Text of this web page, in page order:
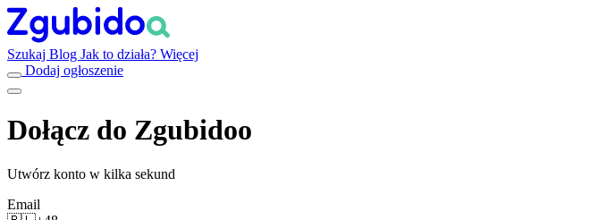
Szukaj Blog Jak to działa? Więcej
Dodaj ogłoszenie
Dołącz do Zgubidoo
Utwórz konto w kilka sekund
Email